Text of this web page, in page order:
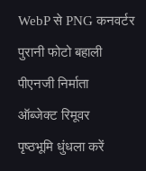
WebP से PNG कनवर्टर
पुरानी फोटो बहाली
पीएनजी निर्माता
ऑब्जेक्ट रिमूवर
पृष्ठभूमि धुंधला करें